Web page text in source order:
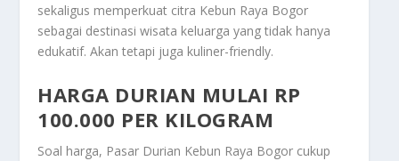
sekaligus memperkuat citra Kebun Raya Bogor
sebagai destinasi wisata keluarga yang tidak hanya
edukatif. Akan tetapi juga kuliner-friendly.
HARGA DURIAN MULAI RP
100.000 PER KILOGRAM
Soal harga, Pasar Durian Kebun Raya Bogor cukup